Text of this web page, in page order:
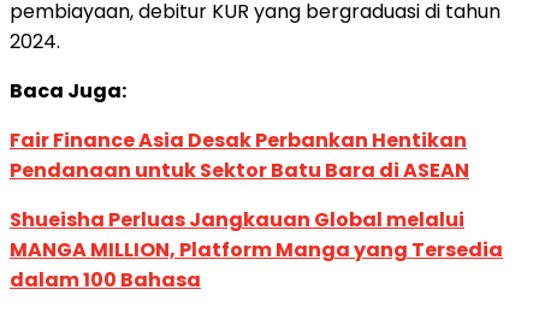
pembiayaan, debitur KUR yang bergraduasi di tahun
2024.
Baca Juga:
Fair Finance Asia Desak Perbankan Hentikan
Pendanaan untuk Sektor Batu Bara di ASEAN
Shueisha Perluas Jangkauan Global melalui
MANGA MILLION, Platform Manga yang Tersedia
dalam 100 Bahasa